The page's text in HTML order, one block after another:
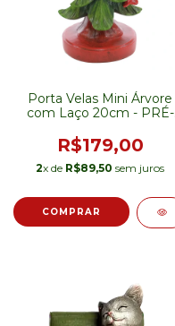
Porta Velas Mini Árvore
com Laço 20cm - PRÉ-
R$179,00
2x de R$89,50 sem juros